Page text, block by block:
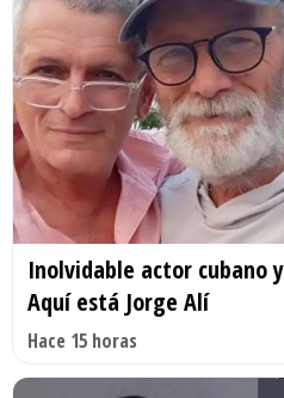
Inolvidable actor cubano
Aquí está Jorge Alí
Hace 15 horas